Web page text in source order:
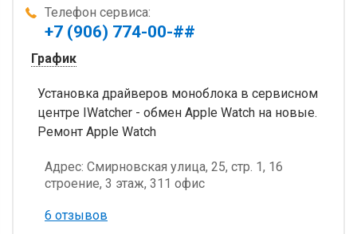
Телефон сервиса:
+7 (906) 774-00-##
График
Установка драйверов моноблока в сервисном
центре IWatcher - обмен Apple Watch на новые.
Ремонт Apple Watch
Адрес: Смирновская улица, 25, стр. 1, 16
строение, 3 этаж, 311 офис
6 отзывов